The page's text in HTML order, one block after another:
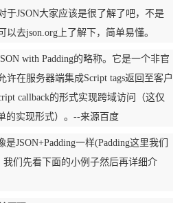
于JSON大家应该是很了解了吧，不是
以去json.org上了解下，简单易懂。
with Padding的略称。它是一个非官
许在服务器端集成Script tags返回至客户
callback的形式实现跨域访问（这仅
的实现形式）。--来源百度
是JSON+Padding一样(Padding这里我们
我们先看下面的小例子然后再详细介